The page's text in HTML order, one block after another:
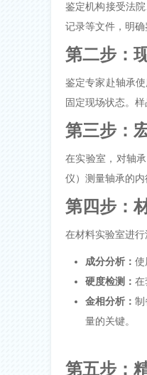
鉴定机构接受法
记录等文件，明确
第二步：
鉴定专家赴轴承
固定现场状态。
第三步：
在实验室，对轴
仪）测量轴承的
第四步：
在材料实验室进行
成分分析： 使
硬度检测： 在
金相分析： 制
量的关键。
第五步：